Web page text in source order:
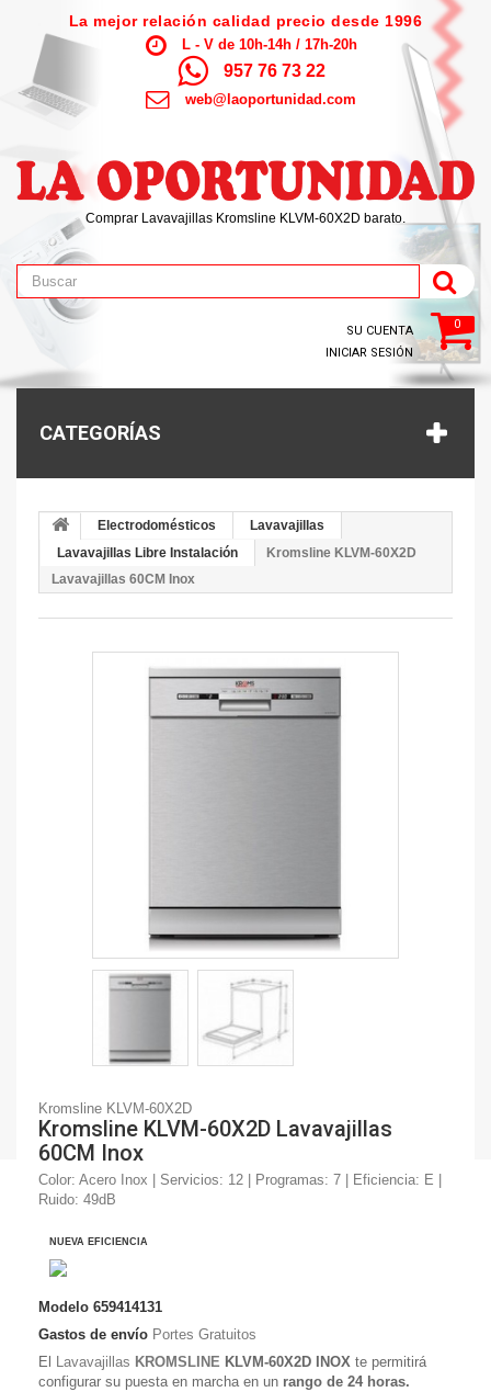
La mejor relación calidad precio desde 1996
L - V de 10h-14h / 17h-20h
957 76 73 22
web@laoportunidad.com
Comprar Lavavajillas Kromsline KLVM-60X2D barato.
0
SU CUENTA
INICIAR SESIÓN
CATEGORÍAS
Electrodomésticos
Lavavajillas
Lavavajillas Libre Instalación
Kromsline KLVM-60X2D
Lavavajillas 60CM Inox
Kromsline KLVM-60X2D
Kromsline KLVM-60X2D Lavavajillas
60CM Inox
Color: Acero Inox | Servicios: 12 | Programas: 7 | Eficiencia: E |
Ruido: 49dB
NUEVA EFICIENCIA
Modelo 659414131
Gastos de envío Portes Gratuitos
El
Lavavajillas KROMSLINE KLVM-60X2D INOX te permitirá
configurar su puesta en marcha en un rango de 24 horas.